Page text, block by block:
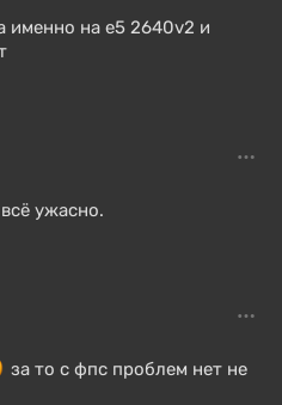
именно на e5 2640v2 и
ужасно.
за то с фпс проблем нет не